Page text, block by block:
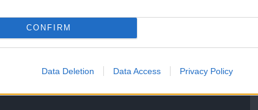
CONFIRM
Data Deletion Data Access Privacy Policy